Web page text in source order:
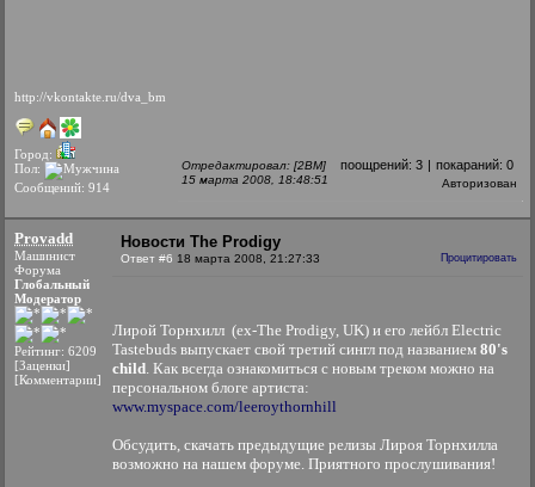
http://vkontakte.ru/dva_bm
Город:
Пол:
Сообщений: 914
Отредактировал: [2BM]
15 марта 2008, 18:48:51
поощрений: 3 | покараний: 0
Авторизован
Provadd
Машинист
Форума
Глобальный
Модератор
Рейтинг: 6209
[Заценки]
[Комментарии]
Новости The Prodigy
Ответ #6 18 марта 2008, 21:27:33 Процитировать
Лирой Торнхилл (ex-The Prodigy, UK) и его лейбл Electric
Tastebuds выпускает свой третий сингл под названием 80's
child. Как всегда ознакомиться с новым треком можно на
персональном блоге артиста:
www.myspace.com/leeroythornhill
Обсудить, скачать предыдущие релизы Лироя Торнхилла
возможно на нашем форуме. Приятного прослушивания!